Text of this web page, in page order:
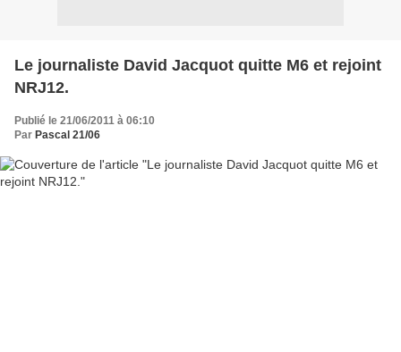
Le journaliste David Jacquot quitte M6 et rejoint
NRJ12.
Publié le 21/06/2011 à 06:10
Par Pascal 21/06